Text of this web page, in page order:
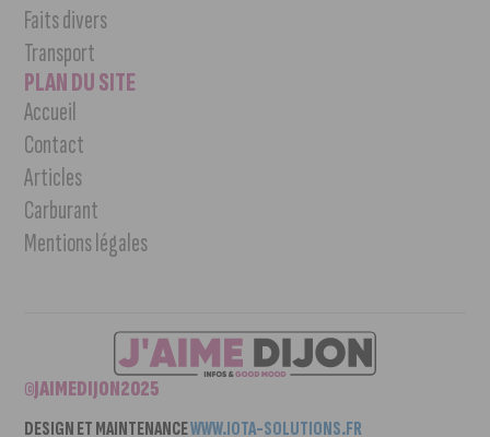
Faits divers
Transport
PLAN DU SITE
Accueil
Contact
Articles
Carburant
Mentions légales
©JAIMEDIJON2025
DESIGN ET MAINTENANCEWWW.IOTA-SOLUTIONS.FR